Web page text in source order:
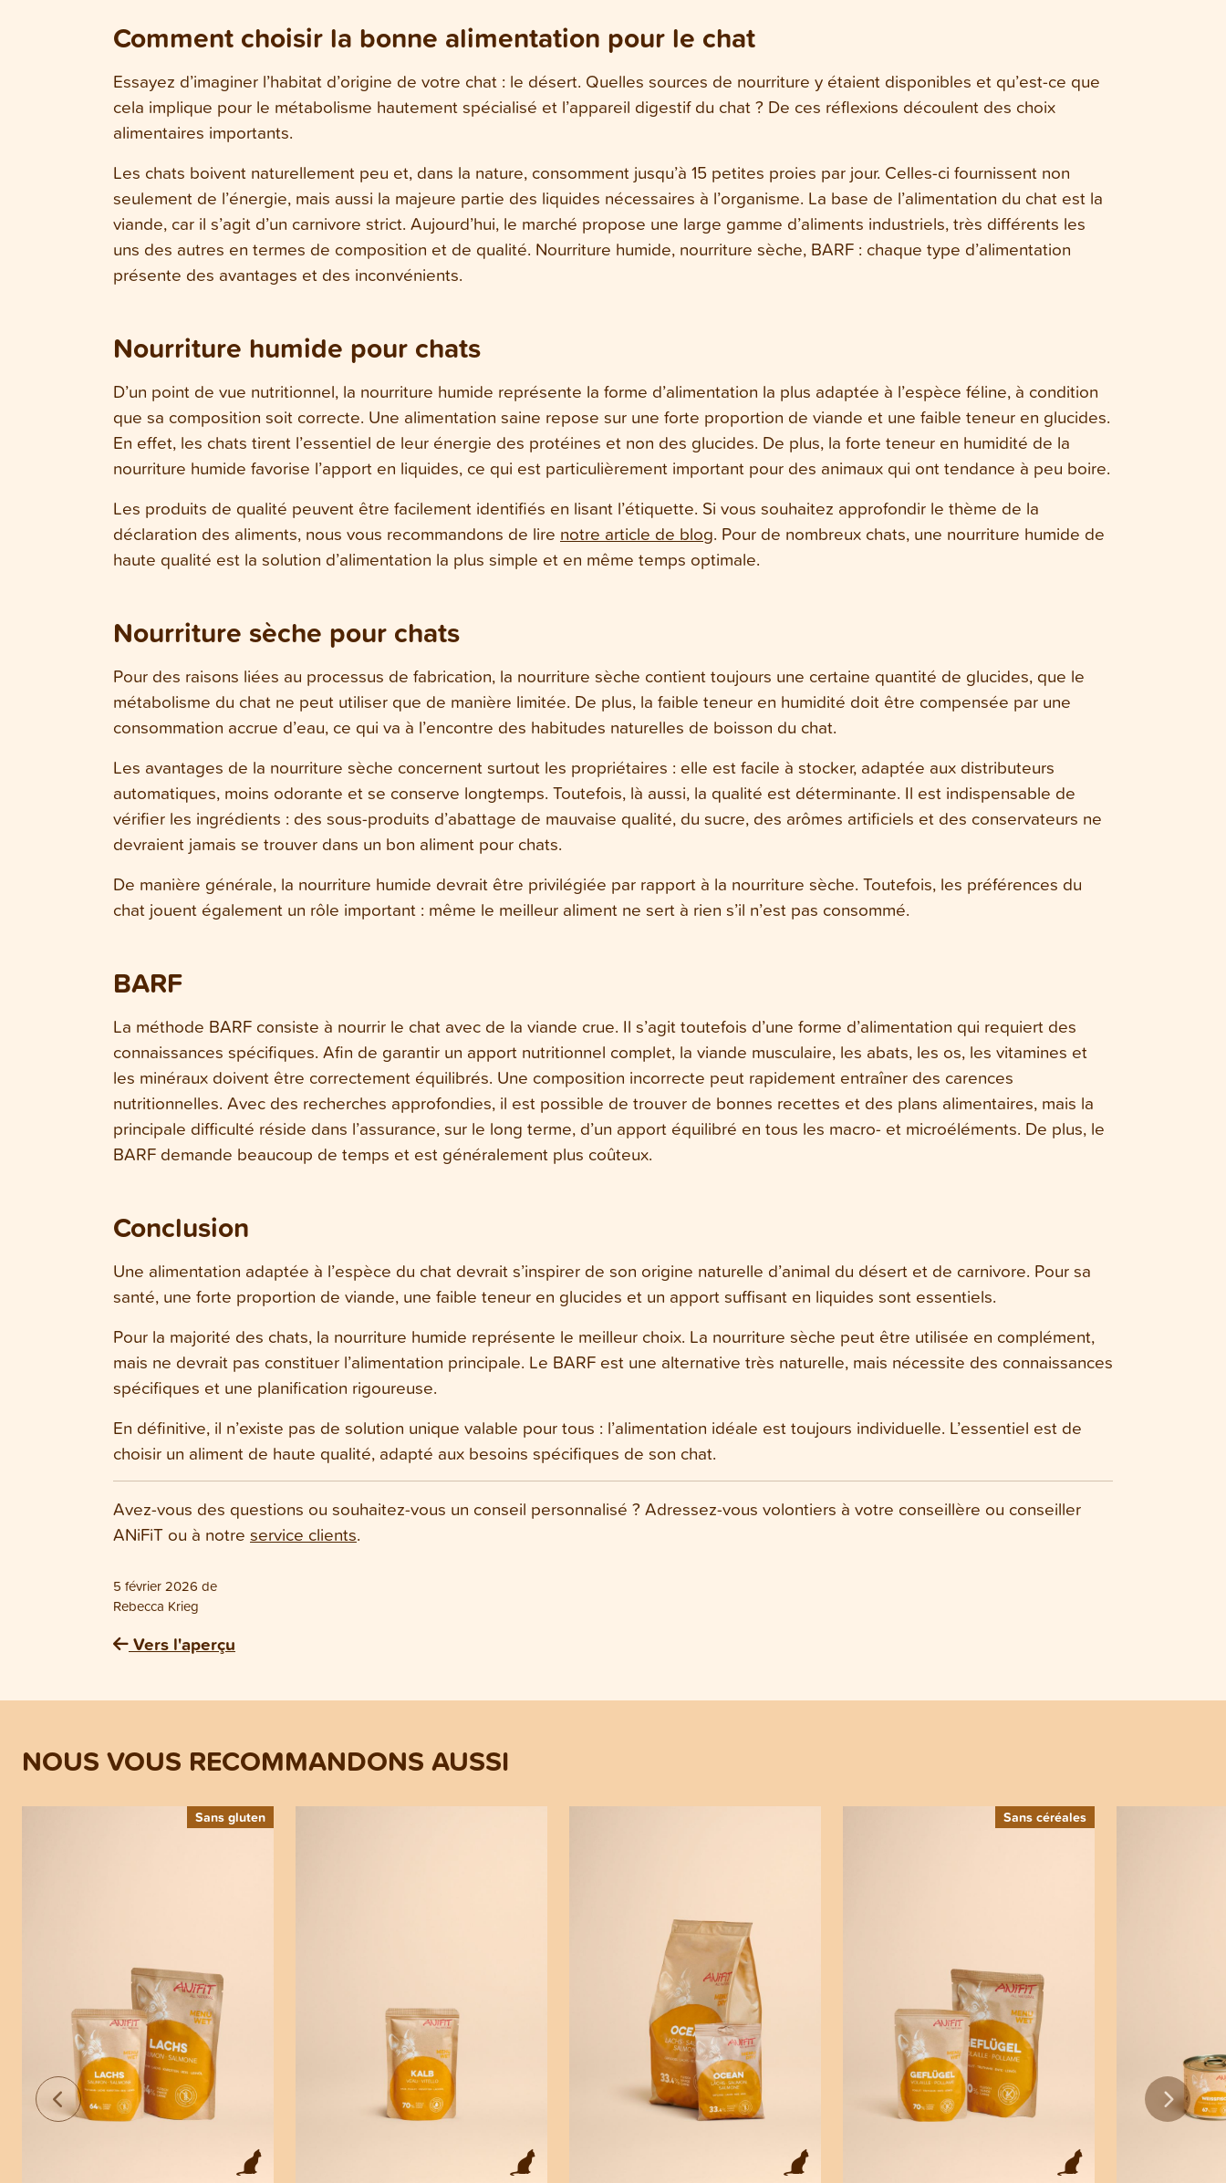
Comment choisir la bonne alimentation pour le chat
Essayez d’imaginer l’habitat d’origine de votre chat : le désert. Quelles sources de nourriture y étaient disponibles et qu’est-ce que
cela implique pour le métabolisme hautement spécialisé et l’appareil digestif du chat ? De ces réflexions découlent des choix
alimentaires importants.
Les chats boivent naturellement peu et, dans la nature, consomment jusqu’à 15 petites proies par jour. Celles-ci fournissent non
seulement de l’énergie, mais aussi la majeure partie des liquides nécessaires à l’organisme. La base de l’alimentation du chat est la
viande, car il s’agit d’un carnivore strict. Aujourd’hui, le marché propose une large gamme d’aliments industriels, très différents les
uns des autres en termes de composition et de qualité. Nourriture humide, nourriture sèche, BARF : chaque type d’alimentation
présente des avantages et des inconvénients.
Nourriture humide pour chats
D’un point de vue nutritionnel, la nourriture humide représente la forme d’alimentation la plus adaptée à l’espèce féline, à condition
que sa composition soit correcte. Une alimentation saine repose sur une forte proportion de viande et une faible teneur en glucides.
En effet, les chats tirent l’essentiel de leur énergie des protéines et non des glucides. De plus, la forte teneur en humidité de la
nourriture humide favorise l’apport en liquides, ce qui est particulièrement important pour des animaux qui ont tendance à peu boire.
Les produits de qualité peuvent être facilement identifiés en lisant l’étiquette. Si vous souhaitez approfondir le thème de la
déclaration des aliments, nous vous recommandons de lire notre article de blog. Pour de nombreux chats, une nourriture humide de
haute qualité est la solution d’alimentation la plus simple et en même temps optimale.
Nourriture sèche pour chats
Pour des raisons liées au processus de fabrication, la nourriture sèche contient toujours une certaine quantité de glucides, que le
métabolisme du chat ne peut utiliser que de manière limitée. De plus, la faible teneur en humidité doit être compensée par une
consommation accrue d’eau, ce qui va à l’encontre des habitudes naturelles de boisson du chat.
Les avantages de la nourriture sèche concernent surtout les propriétaires : elle est facile à stocker, adaptée aux distributeurs
automatiques, moins odorante et se conserve longtemps. Toutefois, là aussi, la qualité est déterminante. Il est indispensable de
vérifier les ingrédients : des sous-produits d’abattage de mauvaise qualité, du sucre, des arômes artificiels et des conservateurs ne
devraient jamais se trouver dans un bon aliment pour chats.
De manière générale, la nourriture humide devrait être privilégiée par rapport à la nourriture sèche. Toutefois, les préférences du
chat jouent également un rôle important : même le meilleur aliment ne sert à rien s’il n’est pas consommé.
BARF
La méthode BARF consiste à nourrir le chat avec de la viande crue. Il s’agit toutefois d’une forme d’alimentation qui requiert des
connaissances spécifiques. Afin de garantir un apport nutritionnel complet, la viande musculaire, les abats, les os, les vitamines et
les minéraux doivent être correctement équilibrés. Une composition incorrecte peut rapidement entraîner des carences
nutritionnelles. Avec des recherches approfondies, il est possible de trouver de bonnes recettes et des plans alimentaires, mais la
principale difficulté réside dans l’assurance, sur le long terme, d’un apport équilibré en tous les macro- et microéléments. De plus, le
BARF demande beaucoup de temps et est généralement plus coûteux.
Conclusion
Une alimentation adaptée à l’espèce du chat devrait s’inspirer de son origine naturelle d’animal du désert et de carnivore. Pour sa
santé, une forte proportion de viande, une faible teneur en glucides et un apport suffisant en liquides sont essentiels.
Pour la majorité des chats, la nourriture humide représente le meilleur choix. La nourriture sèche peut être utilisée en complément,
mais ne devrait pas constituer l’alimentation principale. Le BARF est une alternative très naturelle, mais nécessite des connaissances
spécifiques et une planification rigoureuse.
En définitive, il n’existe pas de solution unique valable pour tous : l’alimentation idéale est toujours individuelle. L’essentiel est de
choisir un aliment de haute qualité, adapté aux besoins spécifiques de son chat.
Avez-vous des questions ou souhaitez-vous un conseil personnalisé ? Adressez-vous volontiers à votre conseillère ou conseiller
ANiFiT ou à notre service clients.
5 février 2026 de
Rebecca Krieg
Vers l'aperçu
NOUS VOUS RECOMMANDONS AUSSI
Sans gluten Sans céréales